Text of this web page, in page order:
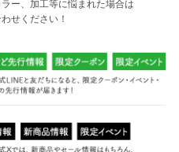
ー、加工等に悩まれた場合は
せください！